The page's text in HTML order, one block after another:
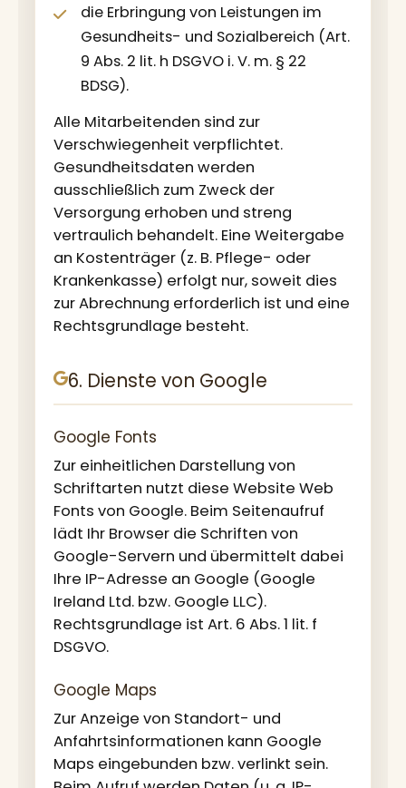
die Erbringung von Leistungen im
Gesundheits- und Sozialbereich (Art.
9 Abs. 2 lit. h DSGVO i. V. m. § 22
BDSG).
Alle Mitarbeitenden sind zur
Verschwiegenheit verpflichtet.
Gesundheitsdaten werden
ausschließlich zum Zweck der
Versorgung erhoben und streng
vertraulich behandelt. Eine Weitergabe
an Kostenträger (z. B. Pflege- oder
Krankenkasse) erfolgt nur, soweit dies
zur Abrechnung erforderlich ist und eine
Rechtsgrundlage besteht.
6. Dienste von Google
Google Fonts
Zur einheitlichen Darstellung von
Schriftarten nutzt diese Website Web
Fonts von Google. Beim Seitenaufruf
lädt Ihr Browser die Schriften von
Google-Servern und übermittelt dabei
Ihre IP-Adresse an Google (Google
Ireland Ltd. bzw. Google LLC).
Rechtsgrundlage ist Art. 6 Abs. 1 lit. f
DSGVO.
Google Maps
Zur Anzeige von Standort- und
Anfahrtsinformationen kann Google
Maps eingebunden bzw. verlinkt sein.